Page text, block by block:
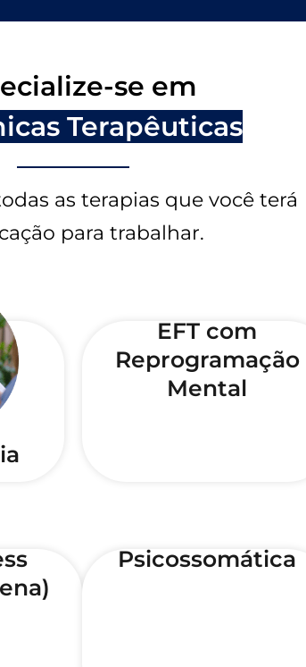
se em
Terapêuticas
as terapias que você terá
para trabalhar.
EFT com
Reprogramação
Mental
Psicossomática